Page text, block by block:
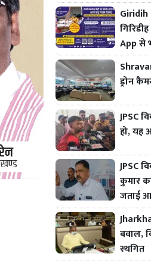
Giridih
App से
ड्रोन
JPSC
हो, यह
JPSC
कुमार
जताई
बवाल,
स्थगित